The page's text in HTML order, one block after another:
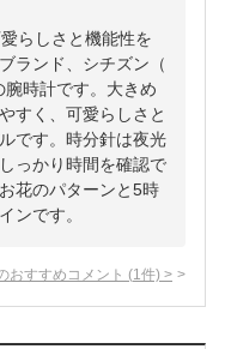
らしさと機能性を
ランド、シチズン（
時計です。大きめ
すく、可愛らしさと
です。時分針は夜光
っかり時間を確認で
花のパターンと5時
ンです。
おすすめコメント (1 件) >